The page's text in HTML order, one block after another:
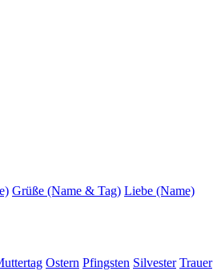
Grüße (Name & Tag) Liebe (Name)
Ostern Pfingsten Silvester Trauer